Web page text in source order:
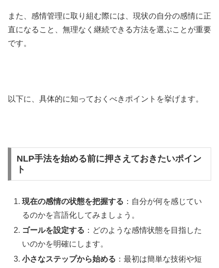
また、感情管理に取り組む際には、現状の自分の感情に正
直になること、無理なく継続できる方法を選ぶことが重要
です。
以下に、具体的に知っておくべきポイントを挙げます。
NLP手法を始める前に押さえておきたいポイン
ト
現在の感情の状態を把握する ：自分が何を感じてい
るのかを言語化してみましょう。
ゴールを設定する ：どのような感情状態を目指した
いのかを明確にします。
小さなステップから始める ：最初は簡単な技術や短